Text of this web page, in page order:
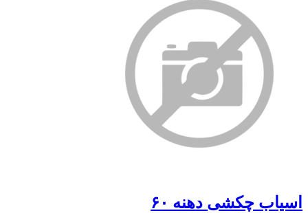
اسیاب چکشی دهنه ۶۰